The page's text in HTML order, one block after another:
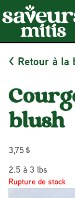
< Retour à la
blush
3,75 $
2.5 à 3 lbs
Rupture de stock